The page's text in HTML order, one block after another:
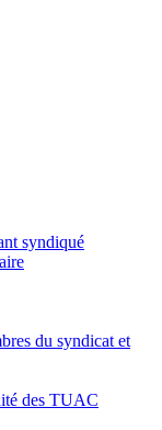
syndiqué
du syndicat et
des TUAC